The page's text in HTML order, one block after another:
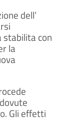
dell’
stabilita con
la
Gli effetti